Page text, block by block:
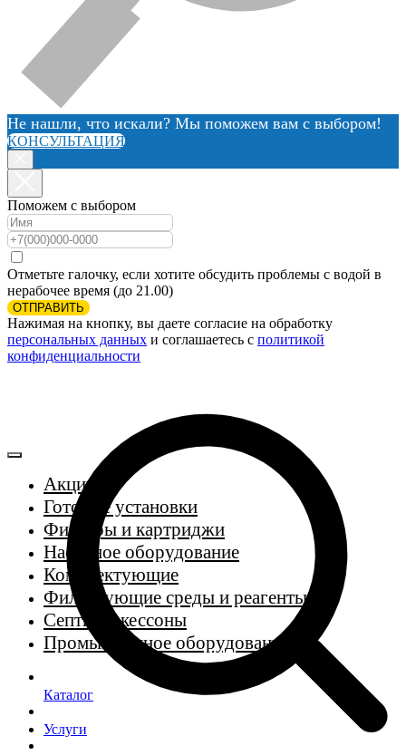
Не нашли, что искали? Мы поможем вам с выбором!
КОНСУЛЬТАЦИЯ
Поможем с выбором
Отметьте галочку, если хотите обсудить проблемы с водой в
нерабочее время (до 21.00)
ОТПРАВИТЬ
Нажимая на кнопку, вы даете согласие на обработку
персональных данных и соглашаетесь c политикой
конфиденциальности
Акции
Готовые установки
Фильтры и картриджи
Насосное оборудование
Комплектующие
Фильтрующие среды и реагенты
Септики, кессоны
Промышленное оборудование
Каталог
Услуги